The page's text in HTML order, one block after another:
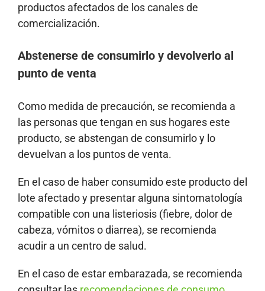
productos afectados de los canales de
comercialización.
Abstenerse de consumirlo y devolverlo al
punto de venta
Como medida de precaución, se recomienda a
las personas que tengan en sus hogares este
producto, se abstengan de consumirlo y lo
devuelvan a los puntos de venta.
En el caso de haber consumido este producto del
lote afectado y presentar alguna sintomatología
compatible con una listeriosis (fiebre, dolor de
cabeza, vómitos o diarrea), se recomienda
acudir a un centro de salud.
En el caso de estar embarazada, se recomienda